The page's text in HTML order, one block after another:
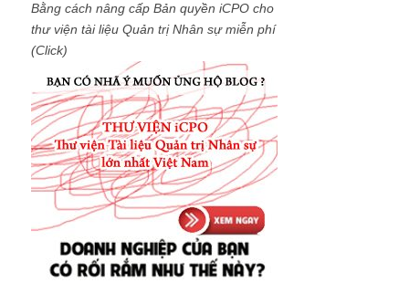
Bằng cách nâng cấp Bản quyền iCPO cho
thư viện tài liệu Quản trị Nhân sự miễn phí
(Click)